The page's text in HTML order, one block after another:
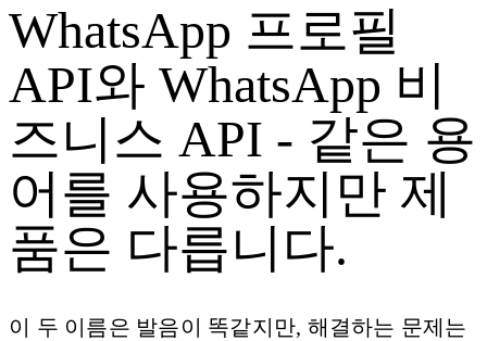
WhatsApp 프로필
API와 WhatsApp 비
즈니스 API - 같은 용
어를 사용하지만 제
품은 다릅니다.
이 두 이름은 발음이 똑같지만, 해결하는 문제는